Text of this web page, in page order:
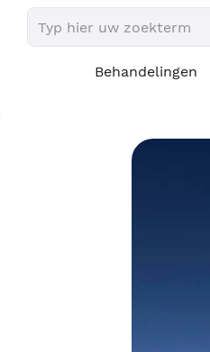
Behandelingen